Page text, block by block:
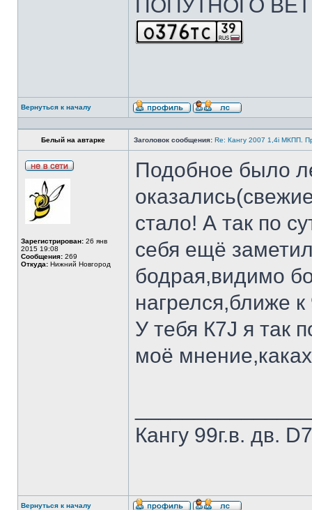
ПОПУТНОГО
Вернуться к началу
Белый на автарке Заголовок сообщения: Re: Кангу 2007 1,4i МКПП.
Зарегистрирован: 26 янв
2015 19:08
Сообщения: 269
Откуда: Нижний Новгород
Подобное было
стало! А так по
себя ещё
бодрая,видимо
нагрелся,ближе
У тебя К7J я так
моё
Кангу 99г.в. дв.
Вернуться к началу